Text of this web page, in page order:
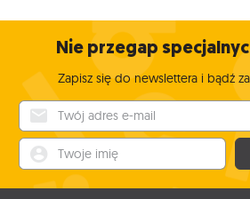
Nie przegap
Zapisz się do newslettera i bądź